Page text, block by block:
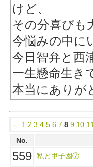
けど、
その分喜びも
今悩みの中に
今日智弁と西
一生懸命生き
本当にありが
← 1 2 3 4 5 6 7 8 9 10 11
No.
559 私と甲子園⑦